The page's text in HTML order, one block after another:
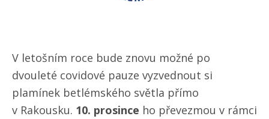
V letošním roce bude znovu možné po
dvouleté covidové pauze vyzvednout si
plamínek betlémského světla přímo
v Rakousku. 10. prosince ho převezmou v rámci